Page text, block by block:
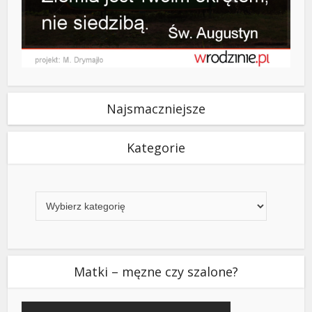
Najsmaczniejsze
Kategorie
Matki – męzne czy szalone?